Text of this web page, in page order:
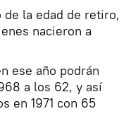
la edad de retiro,
nacieron a
ese año podrán
a los 62, y así
en 1971 con 65